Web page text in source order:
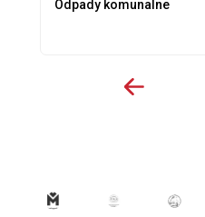
Odpady komunalne